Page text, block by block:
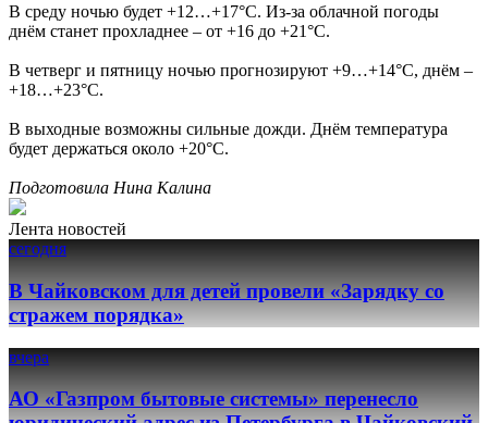
В среду ночью будет +12…+17°С. Из-за облачной погоды
днём станет прохладнее – от +16 до +21°С.
В четверг и пятницу ночью прогнозируют +9…+14°С, днём –
+18…+23°С.
В выходные возможны сильные дожди. Днём температура
будет держаться около +20°С.
Подготовила Нина Калина
Лента новостей
сегодня
В Чайковском для детей провели «Зарядку со
стражем порядка»
вчера
АО «Газпром бытовые системы» перенесло